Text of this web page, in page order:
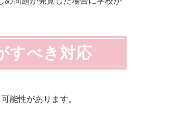
すべき対応
能性があります。